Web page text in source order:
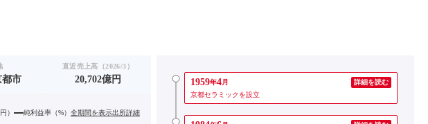
市
直近売上高（2026/3）
20,702億円
） 純利益率（%） 全期間を表示出所詳細
1959年4月
詳細を読む
京都セラミックを設立